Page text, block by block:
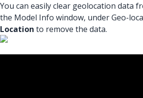
You can easily clear geolocation data
the Model Info window, under Geo-
Location to remove the data.